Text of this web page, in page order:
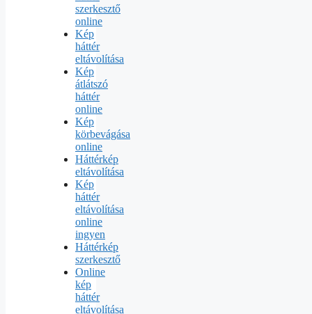
szerkesztő
online
Kép
háttér
eltávolítása
Kép
átlátszó
háttér
online
Kép
körbevágása
online
Háttérkép
eltávolítása
Kép
háttér
eltávolítása
online
ingyen
Háttérkép
szerkesztő
Online
kép
háttér
eltávolítása